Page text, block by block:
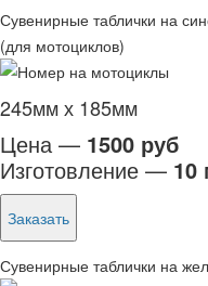
Сувенирные таблички на
(для мотоциклов)
245мм х 185мм
Цена — 1500 руб
Изготовление — 10
Заказать
Сувенирные таблички на